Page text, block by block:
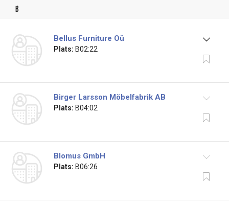
b
Bellus Furniture Oü
Plats: B02:22
Birger Larsson Möbelfabrik AB
Plats: B04:02
Blomus GmbH
Plats: B06:26